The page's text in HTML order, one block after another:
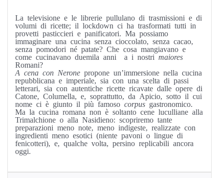
La televisione e le librerie pullulano di trasmissioni e di
volumi di ricette; il lockdown ci ha trasformati tutti in
provetti pasticcieri e panificatori. Ma possiamo
immaginare una cucina senza cioccolato, senza cacao,
senza pomodori né patate? Che cosa mangiavano e
come cucinavano duemila anni a i nostri maiores
Romani?
A cena con Neronepropone un’immersione nella cucina
repubblicana e imperiale, sia con una scelta di passi
letterari, sia con autentiche ricette ricavate dalle opere di
Catone, Columella, e, soprattutto, da Apicio, sotto il cui
nome ci è giunto il più famoso corpusgastronomico.
Ma la cucina romana non è soltanto cene luculliane alla
Trimalchione o alla Nasidieno: scopriremo tante
preparazioni meno note, meno indigeste, realizzate con
ingredienti meno esotici (niente pavoni o lingue di
fenicotteri), e, qualche volta, persino replicabili ancora
oggi.